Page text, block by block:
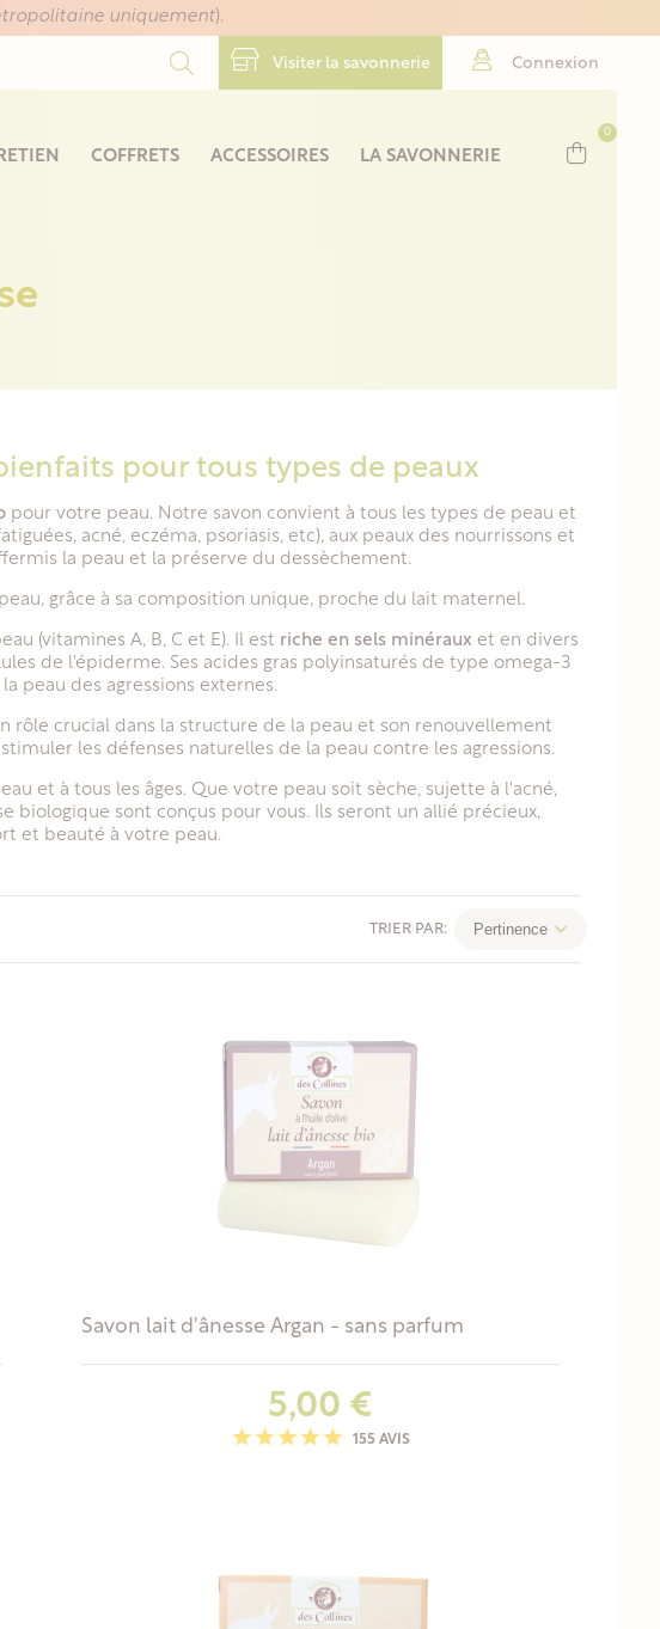
uniquement).
Visiter la savonnerie Connexion
COFFRETS ACCESSOIRES LA SAVONNERIE
0
pour tous types de peaux
pour votre peau. Notre savon convient à tous les types de peau et
acné, eczéma, psoriasis, etc), aux peaux des nourrissons et
la peau et la préserve du dessèchement.
grâce à sa composition unique, proche du lait maternel.
(vitamines A, B, C et E). Il est riche en sels minéraux et en divers
de l'épiderme. Ses acides gras polyinsaturés de type omega-3
peau des agressions externes.
crucial dans la structure de la peau et son renouvellement
les défenses naturelles de la peau contre les agressions.
et à tous les âges. Que votre peau soit sèche, sujette à l'acné,
biologique sont conçus pour vous. Ils seront un allié précieux,
et beauté à votre peau.
TRIER PAR: Pertinence
Savon lait d'ânesse Argan - sans parfum
Prix
5,00 €
155 AVIS